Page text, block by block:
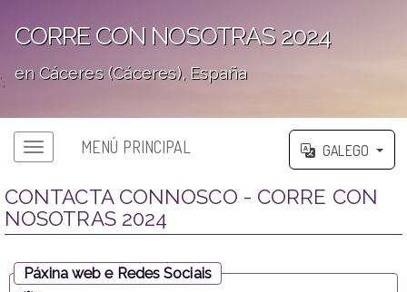
CORRE CON NOSOTRAS 2024
en Cáceres (Cáceres), España
';
MENÚ PRINCIPAL GALEGO
CONTACTA CONNOSCO - CORRE CON
NOSOTRAS 2024
Páxina web e Redes Sociais